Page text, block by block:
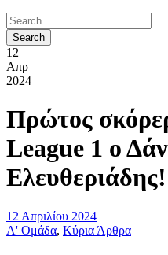
12
Απρ
2024
Πρώτος
League 1 ο
Ελευθεριάδης!
12 Απριλίου 2024
Α' Ομάδα, Κύρια Άρθρα